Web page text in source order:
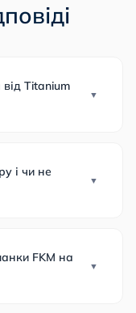
Titanium
і чи не
FKM на